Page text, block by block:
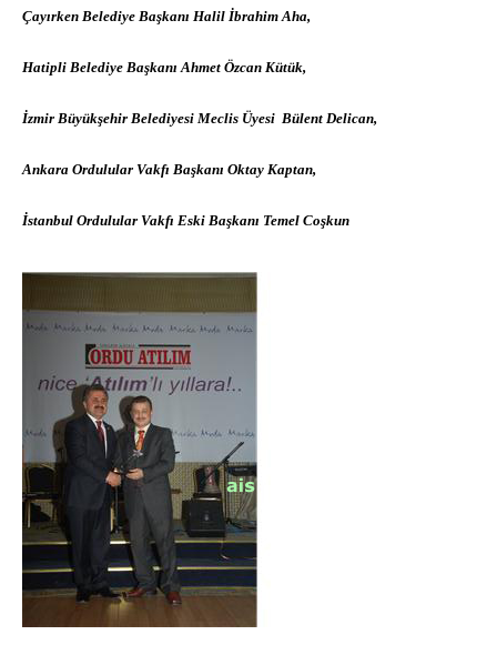
Çayırken Belediye Başkanı Halil İbrahim Aha,
Hatipli Belediye Başkanı Ahmet Özcan Kütük,
İzmir Büyükşehir Belediyesi Meclis Üyesi Bülent Delican,
Ankara Ordulular Vakfı Başkanı Oktay Kaptan,
İstanbul Ordulular Vakfı Eski Başkanı Temel Coşkun